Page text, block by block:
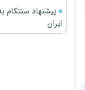
پیشنهاد سنتکام
ایران